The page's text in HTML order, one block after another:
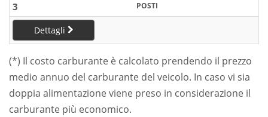
3 POSTI
Dettagli
(*) Il costo carburante è calcolato prendendo il prezzo
medio annuo del carburante del veicolo. In caso vi sia
doppia alimentazione viene preso in considerazione il
carburante più economico.